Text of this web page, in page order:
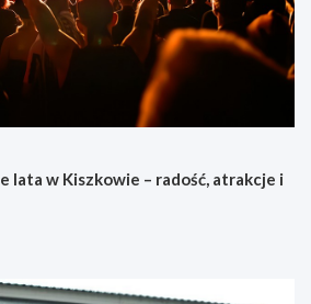
lata w Kiszkowie – radość, atrakcje i